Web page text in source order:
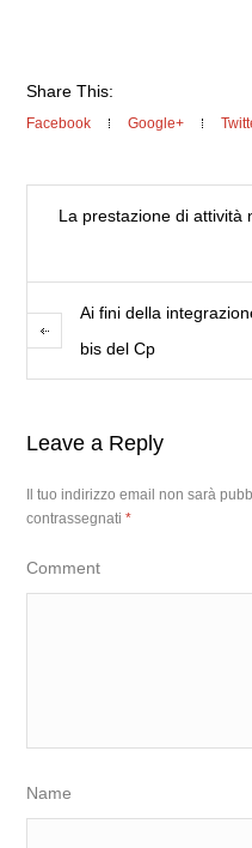
Share This:
Facebook Google+
La prestazione di attività
Ai fini della
bis del Cp
Leave a Reply
Il tuo indirizzo email non sarà
contrassegnati*
Comment
Name